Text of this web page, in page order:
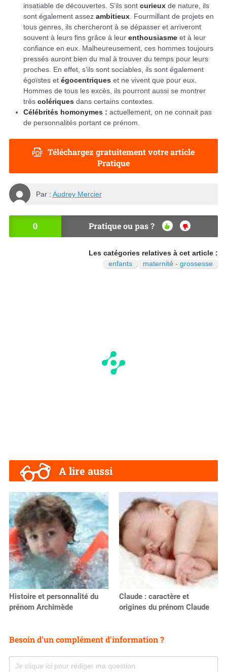
insatiable de découvertes. S’ils sont curieux de nature, ils
sont également assez ambitieux . Fourmillant de projets en
tous genres, ils chercheront à se dépasser et arriveront
souvent à leurs fins grâce à leur enthousiasme et à leur
confiance en eux. Malheureusement, ces hommes toujours
pressés auront bien du mal à trouver du temps pour leurs
proches. En effet, s’ils sont sociables, ils sont également
égoïstes et égocentriques et ne vivent que pour eux.
Hommes de tous les excès, ils pourront aussi se montrer
très colériques dans certains contextes.
Célébrités homonymes : actuellement, on ne connait pas
de personnalités portant ce prénom.
Téléchargez gratuitement votre article
Pratique
Par : Audrey Mercier
0 Pratique ou pas ?
OU
NO
N
Les catégories relatives à cet article :
enfants
maternité - grossesse
A lire aussi
Histoire et personnalité du
prénom Archimède
Claude : caractère et
origines du prénom Claude
Besoin d'un complément d'information ?